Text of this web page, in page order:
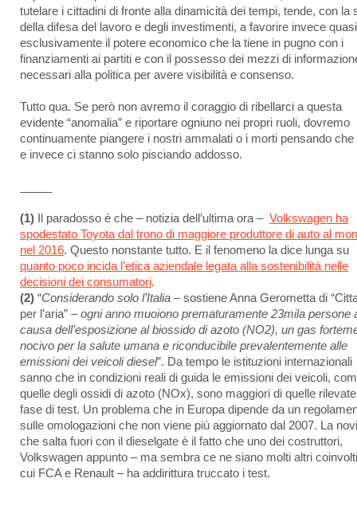
tutelare i cittadini di fronte alla dinamicità dei tempi, tende, con la
della difesa del lavoro e degli investimenti, a favorire invece quasi
esclusivamente il potere economico che la tiene in pugno con i
finanziamenti ai partiti e con il possesso dei mezzi di
necessari alla politica per avere visibilità e consenso.
Tutto qua. Se però non avremo il coraggio di ribellarci a questa
evidente “anomalia” e riportare ogniuno nei propri ruoli, dovremo
continuamente piangere i nostri ammalati o i morti pensando che
e invece ci stanno solo pisciando addosso.
(1) Il paradosso è che – notizia dell’ultima ora – Volkswagen ha
spodestato Toyota dal trono di maggiore produttore di auto al
nel 2016. Questo nonstante tutto. E il fenomeno la dice lunga su
quanto poco incida l’etica aziendale legata alla sostenibilità nelle
decisioni dei consumatori.
(2) “Considerando solo l’Italia – sostiene Anna Gerometta di
per l’aria” –ogni anno muoiono prematuramente 23mila persone
causa dell’esposizione al biossido di azoto (NO2), un gas
nocivo per la salute umana e riconducibile prevalentemente alle
emissioni dei veicoli diesel”. Da tempo le istituzioni internazionali
sanno che in condizioni reali di guida le emissioni dei veicoli,
quelle degli ossidi di azoto (NOx), sono maggiori di quelle
fase di test. Un problema che in Europa dipende da un
sulle omologazioni che non viene più aggiornato dal 2007. La
che salta fuori con il dieselgate è il fatto che uno dei costruttori,
Volkswagen appunto – ma sembra ce ne siano molti altri
cui FCA e Renault – ha addirittura truccato i test.